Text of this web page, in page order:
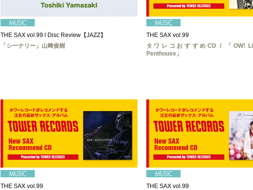
THE SAX vol.99 l Disc Review【JAZZ】
「シーナリー」山﨑俊樹
THE SAX vol.99
タワレコおすすめCD！「OW!
Penthouse」
THE SAX vol.99
THE SAX vol.99